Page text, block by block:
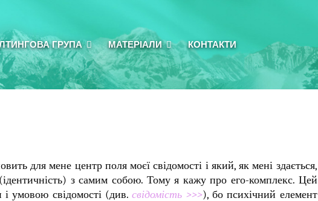
ГРУПА МАТЕРІАЛИ КОНТАКТИ
для мене центр поля моєї свідомості і який, як мені здається,
з самим собою. Тому я кажу про его-комплекс. Цей
і умовою свідомості (див.свідомість >>>), бо психічний елемент